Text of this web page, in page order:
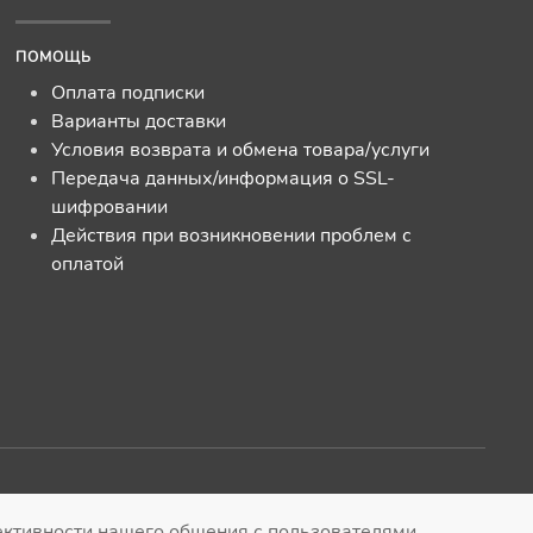
ПОМОЩЬ
Оплата подписки
Варианты доставки
Условия возврата и обмена товара/услуги
Передача данных/информация о SSL-
шифровании
Действия при возникновении проблем с
оплатой
сайта